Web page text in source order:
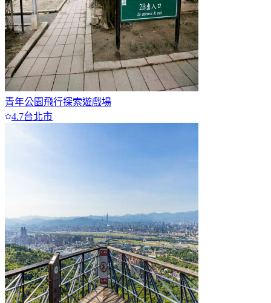
青年公園飛行探索遊戲場
4.7台北市